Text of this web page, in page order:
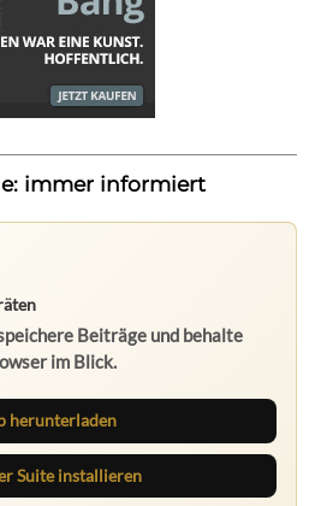
immer informiert
Beiträge und behalte
im Blick.
herunterladen
Suite installieren